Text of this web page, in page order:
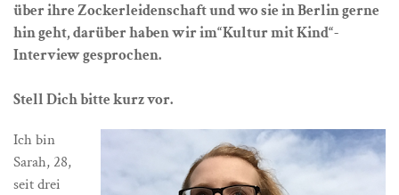
über ihre Zockerleidenschaft und wo sie in Berlin gerne
hin geht, darüber haben wir im“Kultur mit Kind“-
Interview gesprochen.
Stell Dich bitte kurz vor.
Ich bin
Sarah, 28,
seit drei